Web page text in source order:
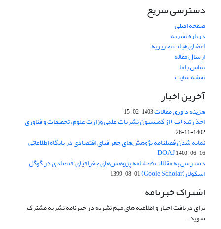
دسترسی سریع
صفحه اصلی
درباره نشریه
اعضای هیات تحریریه
ارسال مقاله
تماس با ما
نقشه سایت
آخرین اخبار
هزینه داوری مقالات1403-02-15
اخذ رتبه (ب ) از کمیسیون نشریات علمی وزارت علوم، تحقیقات و فناوری
1402-11-26
نمایه شدن فصلنامه پژوهش‌های جغرافیای اقتصادی در پایگاه اطلاعاتی
DOAJ1400-06-16
دسترسی به مقالات فصلنامه پژوهش‌های جغرافیای اقتصادی در گوگل
اسکولار(Goole Scholar) 1399-08-01
اشتراک خبرنامه
برای دریافت اخبار و اطلاعیه های مهم نشریه در خبرنامه نشریه مشترک
شوید.